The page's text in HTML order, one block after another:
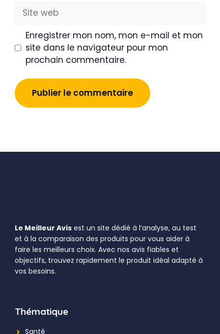
Site
web
Enregistrer mon nom, mon e-mail et mon
site dans le navigateur pour mon
prochain commentaire.
Le Meilleur Avis est un site dédié à l’analyse, au test
et à la comparaison des produits pour vous aider à
faire les meilleurs choix. Avec nos avis fiables et
objectifs, trouvez rapidement le produit idéal adapté à
vos besoins.
Thématique
Santé